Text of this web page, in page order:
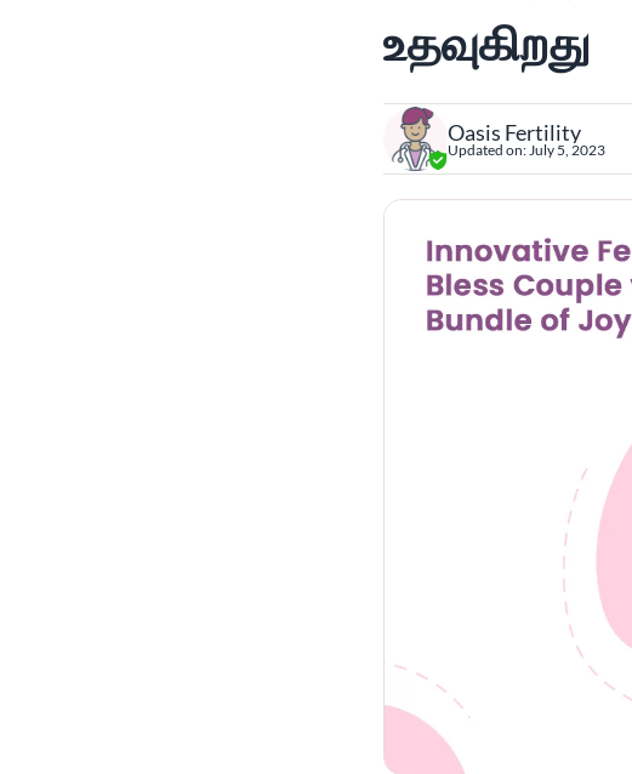
உதவுகிறது
Oasis Fertility
Updated on: July 5, 2023